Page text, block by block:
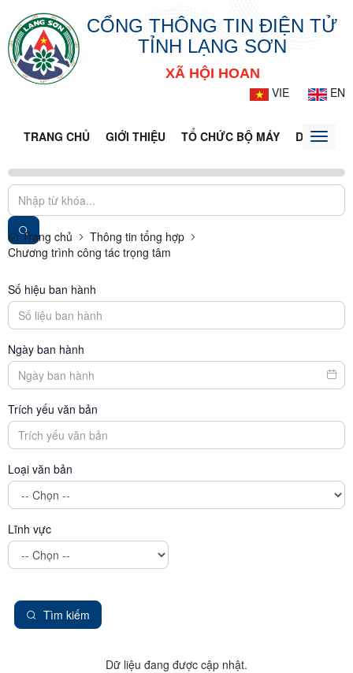
CỔNG THÔNG TIN ĐIỆN TỬ
TỈNH LẠNG SƠN
XÃ HỘI HOAN
VIE
EN
TRANG CHỦ GIỚI THIỆU TỔ CHỨC BỘ MÁY DOANH
Toggle
Trang chủ
Thông tin tổng hợp
Chương trình công tác trọng tâm
Số hiệu ban hành
Ngày ban hành
Trích yếu văn bản
Loại văn bản
Lĩnh vực
Tìm kiếm
Dữ liệu đang được cập nhật.